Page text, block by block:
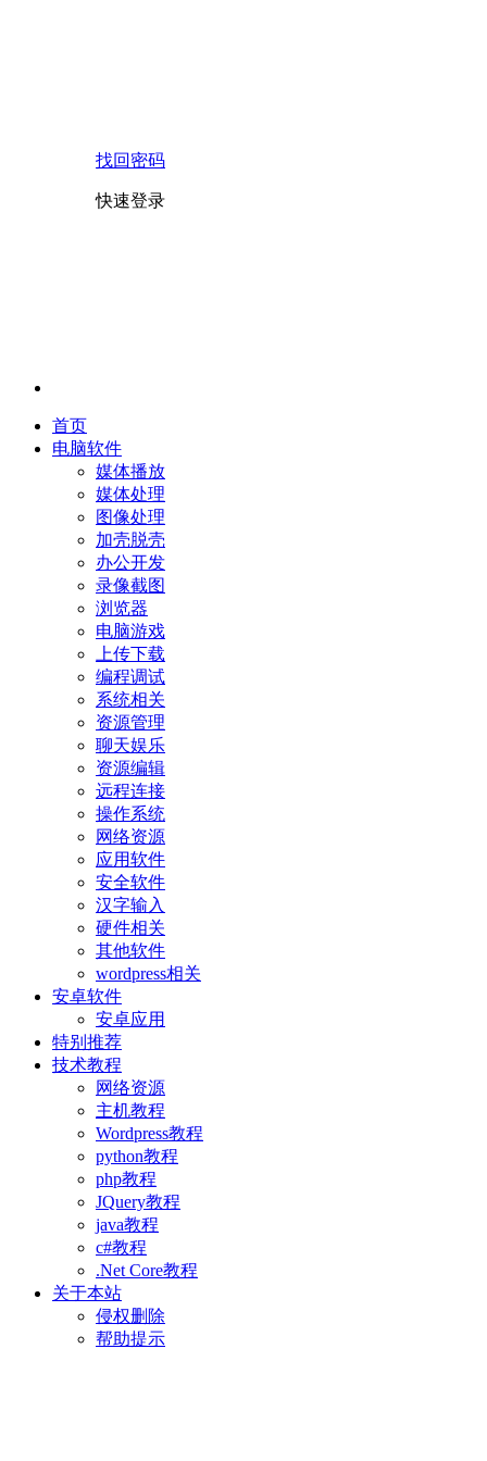
找回密码
快速登录
首页
电脑软件
媒体播放
媒体处理
图像处理
加壳脱壳
办公开发
录像截图
浏览器
电脑游戏
上传下载
编程调试
系统相关
资源管理
聊天娱乐
资源编辑
远程连接
操作系统
网络资源
应用软件
安全软件
汉字输入
硬件相关
其他软件
wordpress相关
安卓软件
安卓应用
特别推荐
技术教程
网络资源
主机教程
Wordpress教程
python教程
php教程
JQuery教程
java教程
c#教程
.Net Core教程
关于本站
侵权删除
帮助提示